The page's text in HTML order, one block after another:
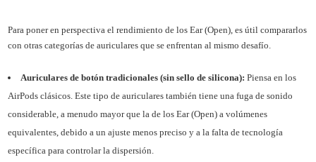
Para poner en perspectiva el rendimiento de los Ear (Open), es útil compararlos
con otras categorías de auriculares que se enfrentan al mismo desafío.
Auriculares de botón tradicionales (sin sello de silicona): Piensa en los
AirPods clásicos. Este tipo de auriculares también tiene una fuga de sonido
considerable, a menudo mayor que la de los Ear (Open) a volúmenes
equivalentes, debido a un ajuste menos preciso y a la falta de tecnología
específica para controlar la dispersión.